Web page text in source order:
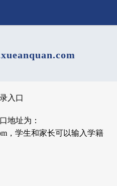
入口
地址为：
，学生和家长可以输入学籍